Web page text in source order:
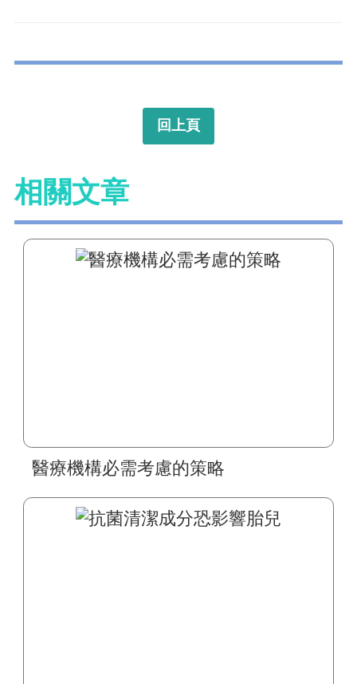
回上頁
相關文章
醫療機構必需考慮的策略